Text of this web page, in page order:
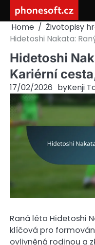
content
phonesoft.cz
Home
Životopisy
Hidetoshi Nakata:
Hidetoshi
Kariérní
17/02/2026 byKenji
Raná léta Hidetoshi
klíčová pro
ovlivněná rodinou a